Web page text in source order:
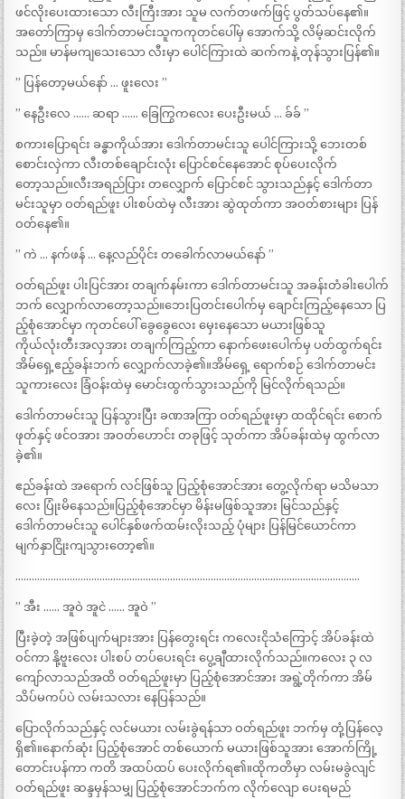
ဖင်လိုးပေးထားသော လီးကြီးအား သူမ လက်တဖက်ဖြင့် ပွတ်သပ်နေ၏။
အတော်ကြာမှ ဒေါက်တာမင်းသူကကုတင်ပေါ်မှ အောက်သို့ လိမ့်ဆင်းလိုက်
သည်။ မာန်မကျသေးသော လီးမှာ ပေါင်ကြားထဲ ဆက်ကနဲ့ တုန်သွားပြန်၏။
” ပြန်တော့မယ်နော် … ဖူးလေး ”
” နေဦးလေ …… ဆရာ …… ခြေကြွကလေး ပေးဦးမယ် … ခ်ခ် ”
စကားပြောရင်း ခန္ဓာကိုယ်အား ဒေါက်တာမင်းသူ ပေါင်ကြားသို့ ဘေးတစ်
စောင်းလှဲကာ လီးတစ်ချောင်းလုံး ပြောင်စင်နေအောင် စုပ်ပေးလိုက်
တော့သည်။လီးအရည်ပြား တလျှောက် ပြောင်စင် သွားသည်နှင့် ဒေါက်တာ
မင်းသူမှာ ဝတ်ရည်ဖူး ပါးစပ်ထဲမှ လီးအား ဆွဲထုတ်ကာ အဝတ်စားများ ပြန်
ဝတ်နေ၏။
” ကဲ … နက်ဖန် … နေ့လည်ပိုင်း တခေါက်လာမယ်နော် ”
ဝတ်ရည်ဖူး ပါးပြင်အား တချက်နမ်းကာ ဒေါက်တာမင်းသူ အခန်းတံခါးပေါက်
ဘက် လျှောက်လာတော့သည်။ဘေးပြတင်းပေါက်မှ ချောင်းကြည့်နေသော ပြ
ည့်စုံအောင်မှာ ကုတင်ပေါ် ခွေခွေလေး မှေးနေသော မယားဖြစ်သူ
ကိုယ်လုံးတီးအလှအား တချက်ကြည့်ကာ နောက်ဖေးပေါက်မှ ပတ်ထွက်ရင်း
အိမ်ရှေ့ဧည့်ခန်းဘက် လျှောက်လာခဲ့၏။အိမ်ရှေ့ ရောက်စဉ် ဒေါက်တာမင်း
သူကားလေး ခြံဝန်းထဲမှ မောင်းထွက်သွားသည်ကို မြင်လိုက်ရသည်။
ဒေါက်တာမင်းသူ ပြန်သွားပြီး ခဏအကြာ ဝတ်ရည်ဖူးမှာ ထထိုင်ရင်း စောက်
ဖုတ်နှင့် ဖင်ဝအား အဝတ်ဟောင်း တခုဖြင့် သုတ်ကာ အိပ်ခန်းထဲမှ ထွက်လာ
ခဲ့၏။
ဧည်ခန်းထဲ အရောက် လင်ဖြစ်သူ ပြည့်စုံအောင်အား တွေ့လိုက်ရာ မသိမသာ
လေး ပြုံးမိနေသည်။ပြည့်စုံအောင်မှာ မိန်းမဖြစ်သူအား မြင်သည်နှင့်
ဒေါက်တာမင်းသူ ပေါင်နှစ်ဖက်ထမ်းလိုးသည့် ပုံများ ပြန်မြင်ယောင်ကာ
မျက်နှာငြိုးကျသွားတော့၏။
……………………………………………………………………………………………………………….
” အီး …… အူဝဲ အူငဲ …… အူဝဲ ”
ပြီးခဲ့တဲ့ အဖြစ်ပျက်များအား ပြန်တွေးရင်း ကလေးငိုသံကြောင့် အိပ်ခန်းထဲ
ဝင်ကာ နို့ဗူးလေး ပါးစပ် တပ်ပေးရင်း ပွေ့ချီထားလိုက်သည်။ကလေး ၃ လ
ကျော်လာသည်အထိ ဝတ်ရည်ဖူးမှာ ပြည့်စုံအောင်အား အရွဲ့တိုက်ကာ အိမ်
သိပ်မကပ်ပဲ လမ်းသလား နေပြန်သည်။
ပြောလိုက်သည်နှင့် လင်မယား လမ်းခွဲရန်သာ ဝတ်ရည်ဖူး ဘက်မှ တုံ့ပြန်လေ့
ရှိ၏။နောက်ဆုံး ပြည့်စုံအောင် တစ်ယောက် မယားဖြစ်သူအား အောက်ကြို့
တောင်းပန်ကာ ကတိ အထပ်ထပ် ပေးလိုက်ရ၏။ထိုကတိမှာ လမ်းမခွဲလျင်
ဝတ်ရည်ဖူး ဆန္ဒမှန်သမျှ ပြည့်စုံအောင်ဘက်က လိုက်လျော ပေးရမည်